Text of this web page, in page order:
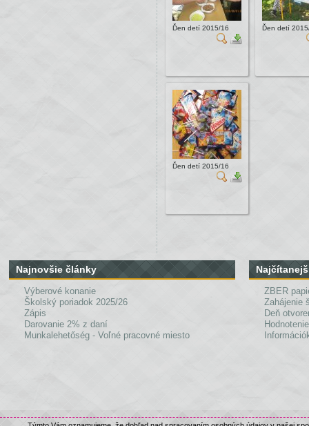
Ďen detí 2015/16 Ďen detí
Ďen detí 2015/16
Najnovšie články
Výberové konanie
Školský poriadok 2025/26
Zápis
Darovanie 2% z daní
Munkalehetőség - Voľné pracovné miesto
ZBER
Zahájenie
Deň